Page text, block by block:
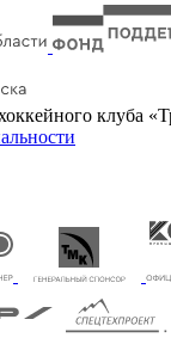
клуба